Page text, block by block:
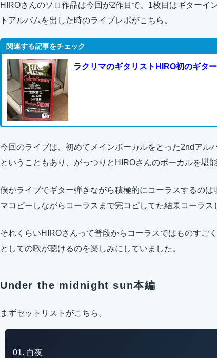
HIROさんのソロ作品は今回が2作目で、1枚目はギターイ
トアルバムを出した時のライブレポがこちら。
ラクリマのギタリストHIRO初のギタ
今回のライブは、初めてメインボーカルをとった2ndアル
ということもあり、がっつりとHIROさんのボーカルを堪能
僕がライブでギター弾きながら積極的にコーラスするの
マコピーしながらコーラスまで完コピしてた結果コーラス
それくらいHIROさんって普段からコーラスではものすご
としての歌が聴けるのを楽しみにしていました。
Under the midnight sun本編
まずセットリストがこちら。
01. 白夜